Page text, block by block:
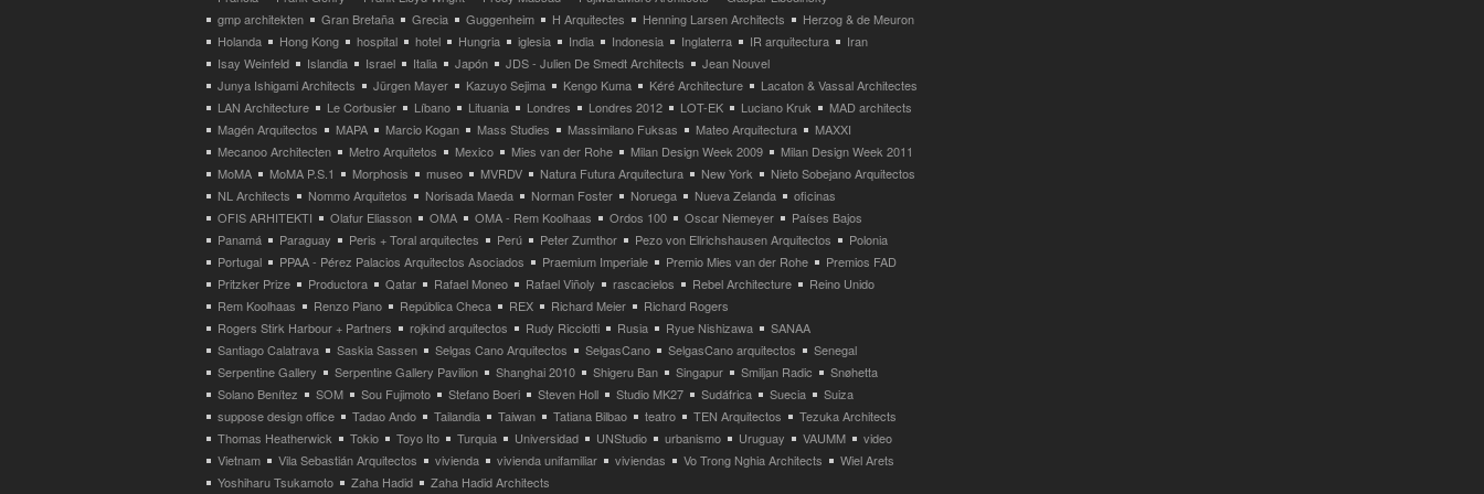
gmp architekten
Gran Bretaña Grecia Guggenheim H Arquitectes Henning Larsen Architects
Herzog & de Meuron
Holanda
Hong Kong hospital hotel Hungria iglesia India Indonesia Inglaterra IR arquitectura
Iran
Isay Weinfeld
Islandia Israel Italia Japón JDS - Julien De Smedt Architects
Jean Nouvel
Junya Ishigami Architects
Jürgen Mayer Kazuyo Sejima Kengo Kuma Kéré Architecture
Lacaton & Vassal Architectes
LAN Architecture
Le Corbusier Líbano Lituania Londres Londres 2012 LOT-EK Luciano Kruk
MAD architects
Magén Arquitectos
MAPA Marcio Kogan Mass Studies Massimilano Fuksas Mateo Arquitectura
MAXXI
Mecanoo Architecten
Metro Arquitetos Mexico Mies van der Rohe Milan Design Week 2009
Milan Design Week 2011
MoMA
MoMA P.S.1 Morphosis museo MVRDV Natura Futura Arquitectura New York
Nieto Sobejano Arquitectos
NL Architects
Nommo Arquitetos Norisada Maeda Norman Foster Noruega Nueva Zelanda
oficinas
OFIS ARHITEKTI
Olafur Eliasson OMA OMA - Rem Koolhaas Ordos 100 Oscar Niemeyer
Países Bajos
Panamá
Paraguay Peris + Toral arquitectes Perú Peter Zumthor Pezo von Ellrichshausen Arquitectos
Polonia
Portugal
PPAA - Pérez Palacios Arquitectos Asociados Praemium Imperiale Premio Mies van der Rohe
Premios FAD
Pritzker Prize
Productora Qatar Rafael Moneo Rafael Viñoly rascacielos Rebel Architecture
Reino Unido
Rem Koolhaas
Renzo Piano República Checa REX Richard Meier
Richard Rogers
Rogers Stirk Harbour + Partners
rojkind arquitectos Rudy Ricciotti Rusia Ryue Nishizawa
SANAA
Santiago Calatrava
Saskia Sassen Selgas Cano Arquitectos SelgasCano SelgasCano arquitectos
Senegal
Serpentine Gallery
Serpentine Gallery Pavilion Shanghai 2010 Shigeru Ban Singapur Smiljan Radic
Snøhetta
Solano Benítez
SOM Sou Fujimoto Stefano Boeri Steven Holl Studio MK27 Sudáfrica Suecia
Suiza
suppose design office
Tadao Ando Tailandia Taiwan Tatiana Bilbao teatro TEN Arquitectos
Tezuka Architects
Thomas Heatherwick
Tokio Toyo Ito Turquia Universidad UNStudio urbanismo Uruguay VAUMM
video
Vietnam
Vila Sebastián Arquitectos vivienda vivienda unifamiliar viviendas Vo Trong Nghia Architects
Wiel Arets
Yoshiharu Tsukamoto
Zaha Hadid Zaha Hadid Architects